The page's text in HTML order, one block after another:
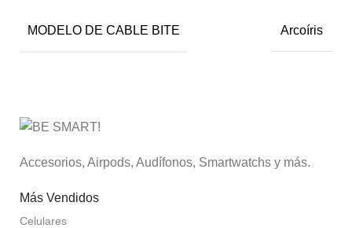
MODELO DE CABLE BITE Arcoíris
Accesorios, Airpods, Audífonos, Smartwatchs y más.
Más Vendidos
Celulares